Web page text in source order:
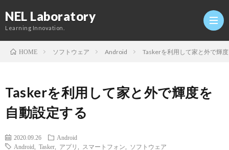
NEL Laboratory
Learning Innovation.
HOME ソフトウェア Android Taskerを利用して家と外で輝
Taskerを利用して家と外で輝度を
自動設定する
2020.09.26
Android
Android
Tasker アプリ スマートフォン ソフトウェア